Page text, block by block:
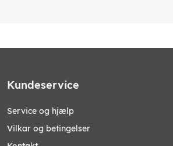
Kundeservice
Service og hjælp
Vilkar og betingelser